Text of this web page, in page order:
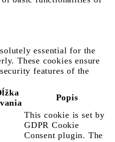
essential for the
These cookies ensure
features of the
Popis
This cookie is set by
GDPR Cookie
Consent plugin. The